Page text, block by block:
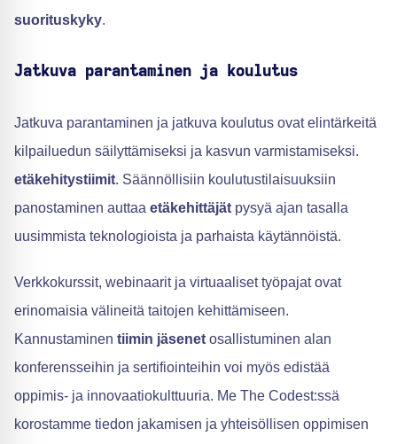
suorituskyky.
Jatkuva parantaminen ja koulutus
Jatkuva parantaminen ja jatkuva koulutus ovat elintärkeitä
kilpailuedun säilyttämiseksi ja kasvun varmistamiseksi.
etäkehitystiimit. Säännöllisiin koulutustilaisuuksiin
panostaminen auttaa etäkehittäjät pysyä ajan tasalla
uusimmista teknologioista ja parhaista käytännöistä.
Verkkokurssit, webinaarit ja virtuaaliset työpajat ovat
erinomaisia välineitä taitojen kehittämiseen.
Kannustaminen tiimin jäsenet osallistuminen alan
konferensseihin ja sertifiointeihin voi myös edistää
oppimis- ja innovaatiokulttuuria. Me The Codest:ssä
korostamme tiedon jakamisen ja yhteisöllisen oppimisen